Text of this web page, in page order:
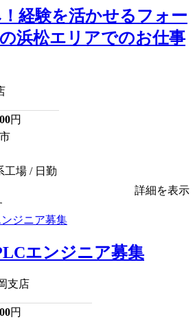
経験を活かせるフォー
浜松エリアでのお仕事
円
工場 / 日勤
詳細を表示
エンジニア募集
支店
円